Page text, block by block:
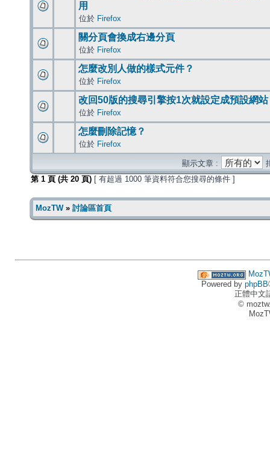
用
位於 Firefox
關分頁會換成右邊分頁
位於 Firefox
怎麼改別人做的樣式元件？
位於 Firefox
改回50版的搜尋引擎按1次就設定成預設網站
位於 Firefox
怎麼刪除記憶？
位於 Firefox
顯示文章 :
第 1 頁 (共 20 頁) [ 有超過 1000 筆資料符合您搜尋的條件 ]
MozTW» 討論區首頁
Powered by phpBB
正體中文
©